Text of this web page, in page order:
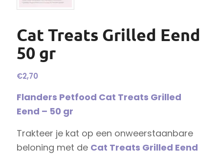
Cat Treats Grilled Eend
50 gr
€2,70
Flanders Petfood Cat Treats Grilled
Eend – 50 gr
Trakteer je kat op een onweerstaanbare
beloning met de Cat Treats Grilled Eend